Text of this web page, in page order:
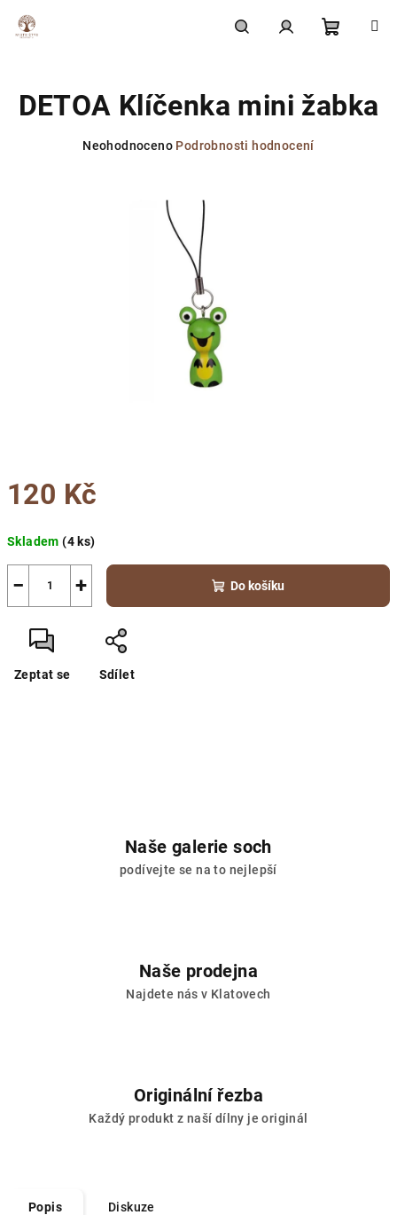
košík
120 Kč
cena:
Skladem(4 ks)
+
− Do košíku
Zeptat se Sdílet
DETOA Klíčenka mini žabka
Průměrné
Neohodnoceno Podrobnosti hodnocení
Naše galerie soch
podívejte se na to nejlepší
Naše prodejna
Najdete nás v Klatovech
Originální řezba
Každý produkt z naší dílny je originál
Popis Diskuze